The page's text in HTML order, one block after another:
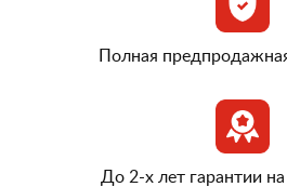
Полная
До 2-х лет гарантии